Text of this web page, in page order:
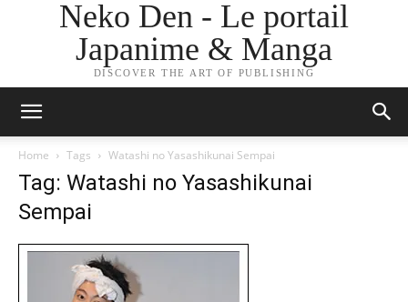
Neko Den - Le portail
Japanime & Manga
DISCOVER THE ART OF PUBLISHING
Home Tags Watashi no Yasashikunai Sempai
Tag: Watashi no Yasashikunai
Sempai